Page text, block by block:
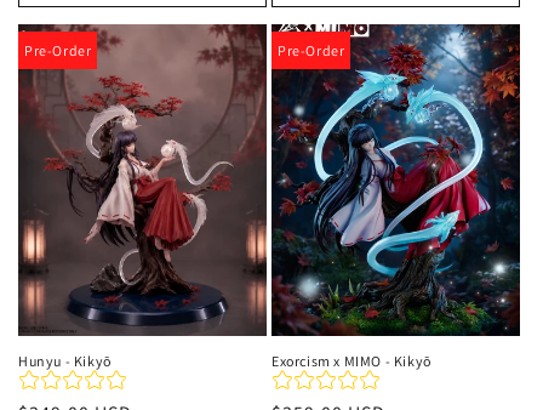
Pre-Order
Hunyu - Kikyō
Pre-Order
Exorcism x MIMO - Kikyō